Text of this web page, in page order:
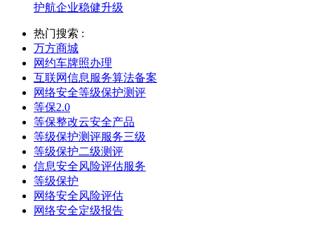
护航企业稳健升级
热门搜索 :
万方商城
网约车牌照办理
互联网信息服务算法备案
网络安全等级保护测评
等保2.0
等保整改云安全产品
等级保护测评服务三级
等级保护二级测评
信息安全风险评估服务
等级保护
网络安全风险评估
网络安全定级报告